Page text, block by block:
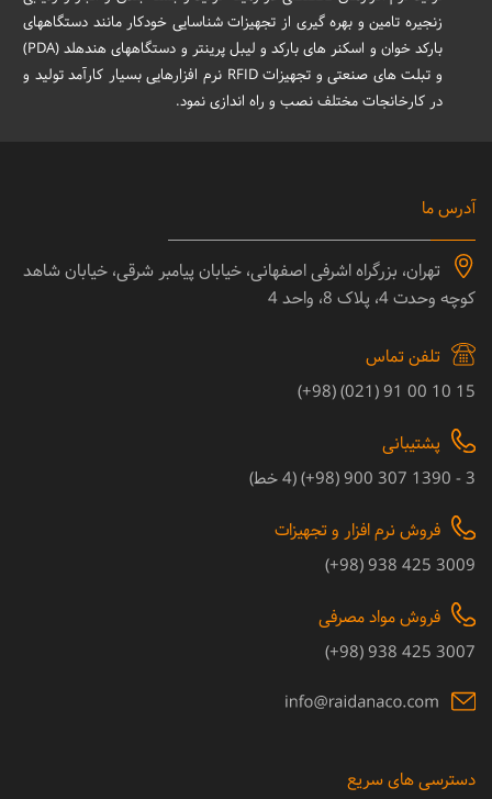
زنجیره تامین و بهره گیری از تجهیزات شناسایی خودکار مانند دستگاههای
بارکد خوان و اسکنر های بارکد و لیبل پرینتر و دستگاههای هندهلد (PDA)
و تبلت های صنعتی و تجهیزات RFID نرم افزارهایی بسیار کارآمد تولید و
در کارخانجات مختلف نصب و راه اندازی نمود.
آدرس ما
تهران، بزرگراه اشرفی اصفهانی، خیابان پیامبر شرقی، خیابان شاهد
کوچه وحدت 4، پلاک 8، واحد 4
تلفن تماس
15 10 00 91 (021) (98+)
پشتیبانی
3 - 1390 307 900 (98+) (4 خط)
فروش نرم افزار و تجهیزات
3009 425 938 (98+)
فروش مواد مصرفی
3007 425 938 (98+)
دسترسی های سریع